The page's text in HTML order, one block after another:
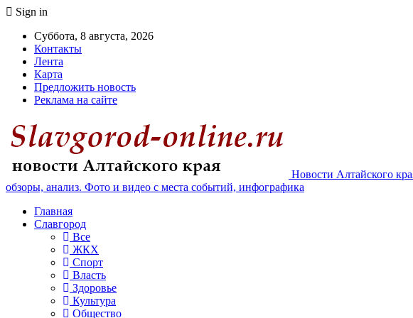
Sign in
Суббота, 8 августа, 2026
Контакты
Лента
Карта
Предложить новость
Реклама на сайте
Новости Алтайского
обзоры, анализ. Фото и видео с места событий, инфографика
Главная
Славгород
Все
ЖКХ
Спорт
Власть
Здоровье
Культура
Общество